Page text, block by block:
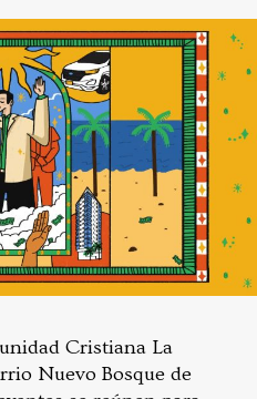
Cristiana La
Nuevo Bosque de